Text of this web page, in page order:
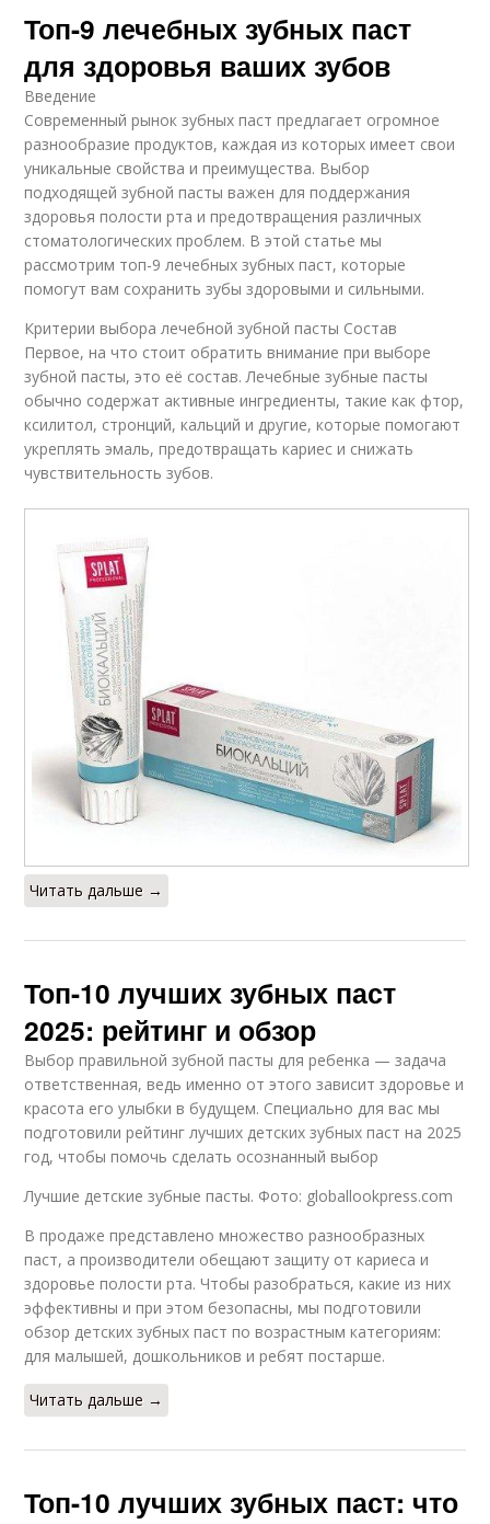
Топ-9 лечебных зубных паст
для здоровья ваших зубов
Введение
Современный рынок зубных паст предлагает огромное
разнообразие продуктов, каждая из которых имеет свои
уникальные свойства и преимущества. Выбор
подходящей зубной пасты важен для поддержания
здоровья полости рта и предотвращения различных
стоматологических проблем. В этой статье мы
рассмотрим топ-9 лечебных зубных паст, которые
помогут вам сохранить зубы здоровыми и сильными.
Критерии выбора лечебной зубной пасты Состав
Первое, на что стоит обратить внимание при выборе
зубной пасты, это её состав. Лечебные зубные пасты
обычно содержат активные ингредиенты, такие как фтор,
ксилитол, стронций, кальций и другие, которые помогают
укреплять эмаль, предотвращать кариес и снижать
чувствительность зубов.
Читать дальше →
Топ-10 лучших зубных паст
2025: рейтинг и обзор
Выбор правильной зубной пасты для ребенка — задача
ответственная, ведь именно от этого зависит здоровье и
красота его улыбки в будущем. Специально для вас мы
подготовили рейтинг лучших детских зубных паст на 2025
год, чтобы помочь сделать осознанный выбор
Лучшие детские зубные пасты. Фото: globallookpress.com
В продаже представлено множество разнообразных
паст, а производители обещают защиту от кариеса и
здоровье полости рта. Чтобы разобраться, какие из них
эффективны и при этом безопасны, мы подготовили
обзор детских зубных паст по возрастным категориям:
для малышей, дошкольников и ребят постарше.
Читать дальше →
Топ-10 лучших зубных паст: что